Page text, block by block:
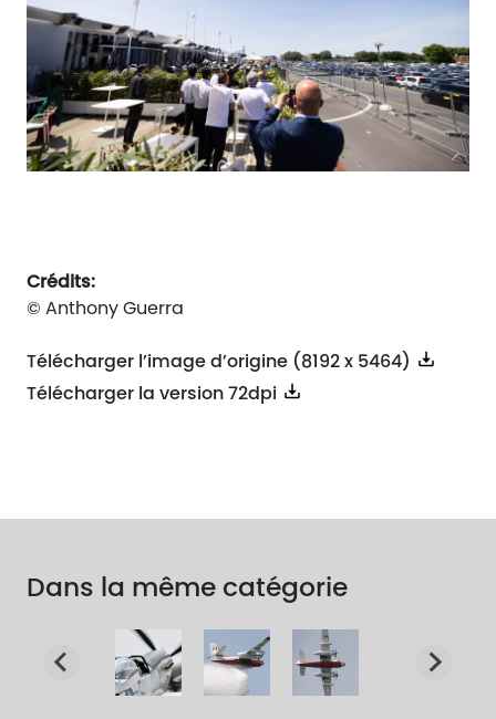
Crédits:
© Anthony Guerra
Télécharger l’image d’origine (8192 x 5464)
Télécharger la version 72dpi
Dans la même catégorie